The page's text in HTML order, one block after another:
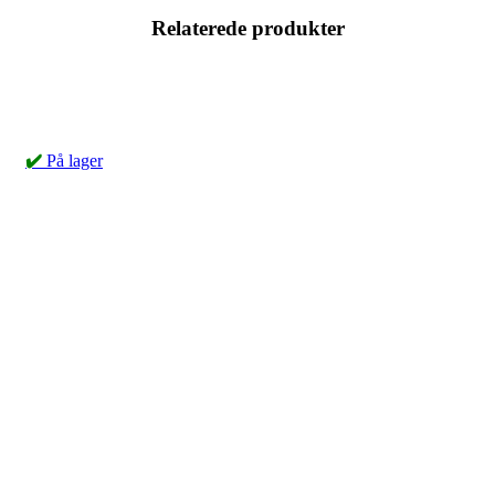
Relaterede produkter
✔️ På lager